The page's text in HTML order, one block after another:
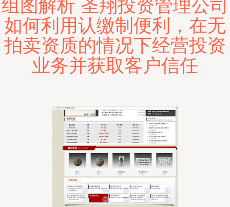
组图解析 圣翔投资管理公司
如何利用认缴制便利，在无
拍卖资质的情况下经营投资
业务并获取客户信任